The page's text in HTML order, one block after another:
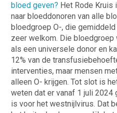
bloed geven? Het Rode
naar bloeddonoren van alle
bloedgroep O-, die
zeer welkom. Die bloedgroep
als een universele donor en
12% van de
interventies, maar mensen
alleen O- krijgen. Tot slot is
weten dat er vanaf 1 juli
is voor het westnijlvirus. Dat